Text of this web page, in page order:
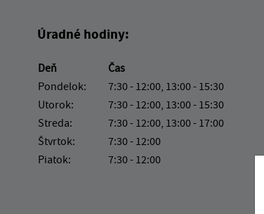
Úradné hodiny:
Deň
Čas
Pondelok:
7:30 - 12:00, 13:00 - 15:30
Utorok:
7:30 - 12:00, 13:00 - 15:30
Streda:
7:30 - 12:00, 13:00 - 17:00
Štvrtok:
7:30 - 12:00
Piatok:
7:30 - 12:00